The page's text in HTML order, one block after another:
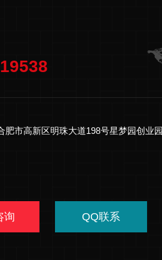
肥市高新区明珠大道198号星梦园创业
询 QQ联系